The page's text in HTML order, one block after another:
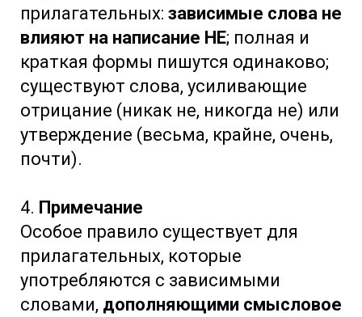
прилагательных: зависимые слова не
влияют на написание НЕ; полная и
краткая формы пишутся одинаково;
существуют слова, усиливающие
отрицание (никак не, никогда не) или
утверждение (весьма, крайне, очень,
почти).
4. Примечание
Особое правило существует для
прилагательных, которые
употребляются с зависимыми
словами, дополняющими смысловое